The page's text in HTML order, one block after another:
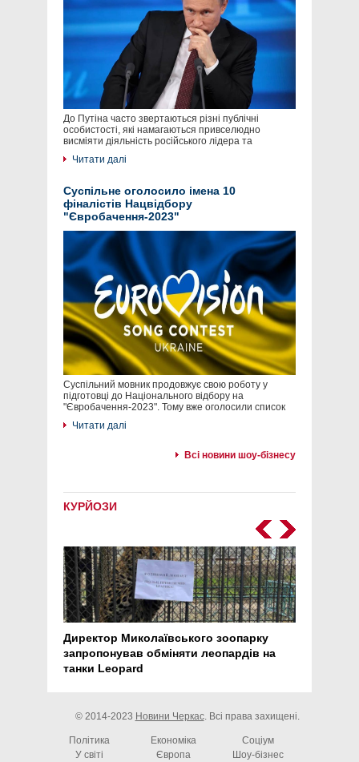
До Путіна часто звертаються різні публічні
особистості, які намагаються привселюдно
висміяти діяльність російського лідера та
Читати далі
Суспільне оголосило імена 10
фіналістів Нацвідбору
"Євробачення-2023"
Суспільний мовник продовжує свою роботу у
підготовці до Національного відбору на
"Євробачення-2023". Тому вже оголосили список
Читати далі
Всі новини шоу-бізнесу
КУРЙОЗИ
Директор Миколаївського зоопарку
запропонував обміняти леопардів на
танки Leopard
© 2014-2023 Новини Черкас. Всі права захищені.
Політика Економіка
Соціум
У світі
Європа Шоу-бізнес